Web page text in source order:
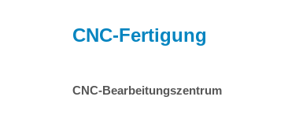
CNC-Fertigung
CNC-Bearbeitungszentrum